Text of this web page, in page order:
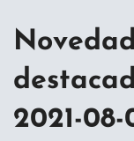
2021-08-